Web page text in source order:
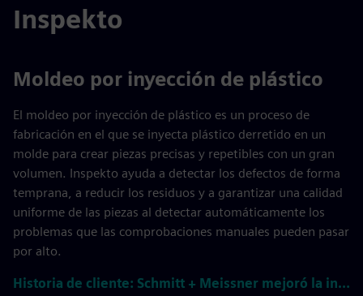
Inspekto
Moldeo por inyección de plástico
El moldeo por inyección de plástico es un proceso de
fabricación en el que se inyecta plástico derretido en un
molde para crear piezas precisas y repetibles con un gran
volumen. Inspekto ayuda a detectar los defectos de forma
temprana, a reducir los residuos y a garantizar una calidad
uniforme de las piezas al detectar automáticamente los
problemas que las comprobaciones manuales pueden pasar
por alto.
Historia de cliente: Schmitt + Meissner mejoró la inspección de calidad